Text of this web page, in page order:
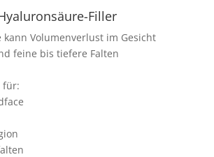
Filler
kann Volumenverlust im Gesicht
feine bis tiefere Falten
für: